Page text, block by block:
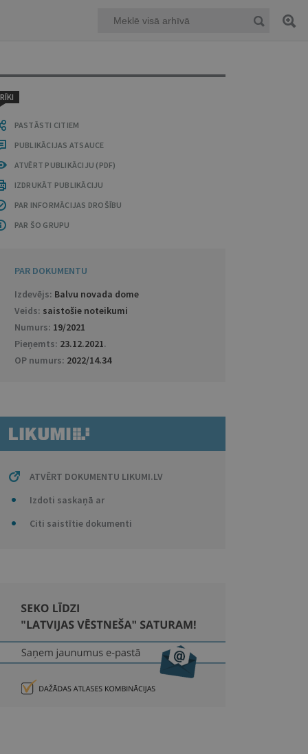
RĪKI
PASTĀSTI CITIEM
PUBLIKĀCIJAS ATSAUCE
ATVĒRT PUBLIKĀCIJU (PDF)
IZDRUKĀT PUBLIKĀCIJU
PAR INFORMĀCIJAS DROŠĪBU
PAR ŠO GRUPU
PAR DOKUMENTU
Izdevējs: Balvu novada dome
Veids: saistošie noteikumi
Numurs: 19/2021
Pieņemts: 23.12.2021.
OP numurs: 2022/14.34
ATVĒRT DOKUMENTU LIKUMI.LV
Izdoti saskaņā ar
Citi saistītie dokumenti